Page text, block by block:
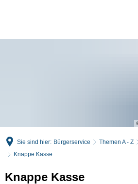
Sie sind hier: Bürgerservice Themen A - Z
Knappe Kasse
Knappe Kasse